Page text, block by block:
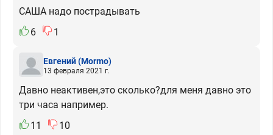
САША надо пострадывать
6
1
Евгений(Mormo)
13 февраля 2021 г.
Давно неактивен,это сколько?для меня давно это
три часа например.
11
10